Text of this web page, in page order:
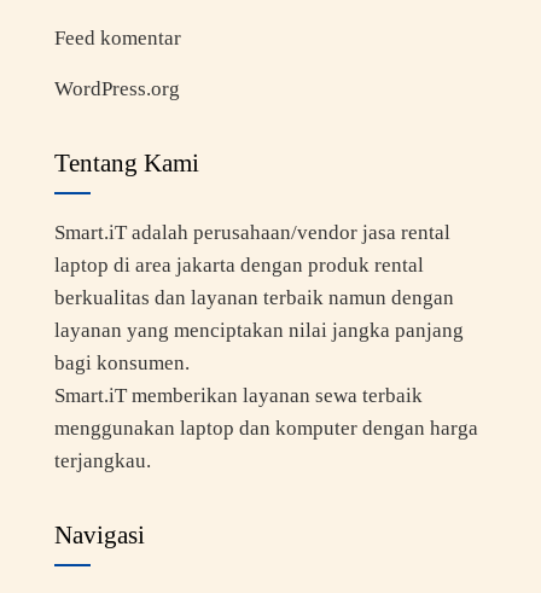
Feed komentar
WordPress.org
Tentang Kami
Smart.iT adalah perusahaan/vendor jasa rental
laptop di area jakarta dengan produk rental
berkualitas dan layanan terbaik namun dengan
layanan yang menciptakan nilai jangka panjang
bagi konsumen.
Smart.iT memberikan layanan sewa terbaik
menggunakan laptop dan komputer dengan harga
terjangkau.
Navigasi